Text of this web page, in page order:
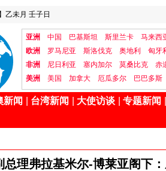
乙未月 壬子日
亚洲 中国 巴基斯坦 斯里兰卡 马来西
欧洲
罗马尼亚 斯洛伐克 奥地利 匈牙
非洲
尼日利亚 塞内加尔 莫桑比克 赤
美洲
美国 加拿大 厄瓜多尔 巴巴多斯
新闻 台湾新闻 大使访谈 专题新闻
理弗拉基米尔-博莱亚阁下